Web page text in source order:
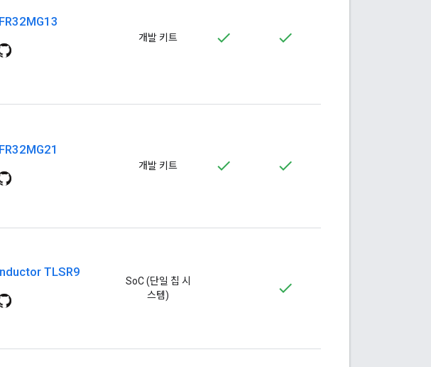
개발 키트
개발 키트
TLSR9
SoC (단일 칩 시
스템)